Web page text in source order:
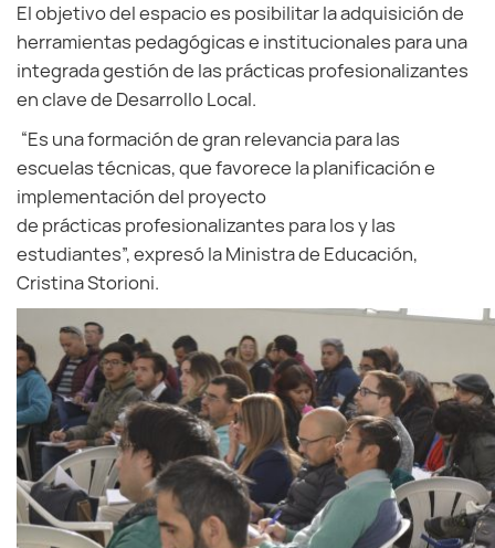
El objetivo del espacio es posibilitar la adquisición de
herramientas pedagógicas e institucionales para una
integrada gestión de las prácticas profesionalizantes
en clave de Desarrollo Local.
“Es una formación de gran relevancia para las
escuelas técnicas, que favorece la planificación e
implementación del proyecto
de prácticas profesionalizantes para los y las
estudiantes”, expresó la Ministra de Educación,
Cristina Storioni.